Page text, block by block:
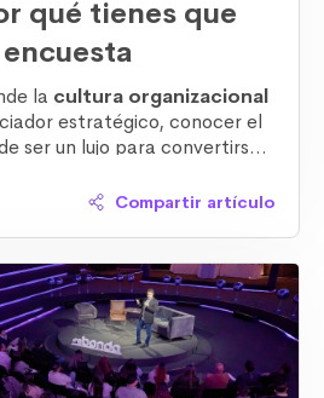
qué tienes que
la cultura organizacional
estratégico, conocer el
ser un lujo para convertirse
su ambiente de trabajo ven
Compartir artículo